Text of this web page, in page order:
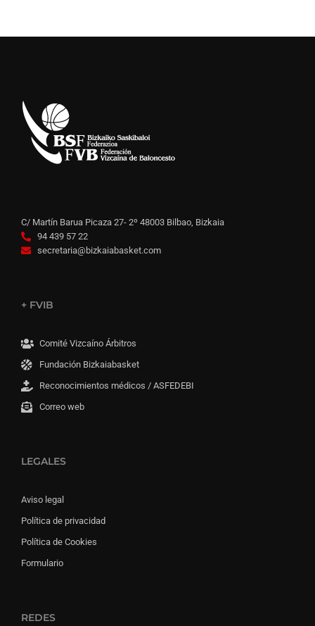
C/ Martín Barua Picaza 27- 2º 48003 Bilbao, Bizkaia
94 439 57 22
secretaria@bizkaiabasket.com
+ FVIB
Comité Vizcaíno Árbitros
Fundación Bizkaiabasket
Reconocimientos médicos / ASFEDEBI
Correo web
LEGALES
Aviso legal
Política de privacidad
Política de Cookies
Formulario
REDES